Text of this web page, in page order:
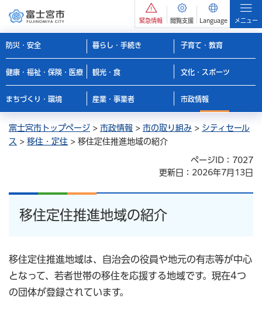
緊急情報 閲覧支援 Language メニュー
防災・安全 暮らし・手続き 子育て・教育
健康・福祉・保険・医療 観光・食 文化・スポーツ
まちづくり・環境 産業・事業者 市政情報
富士宮市トップページ > 市政情報 > 市の取り組み > シティセール
ス > 移住・定住 > 移住定住推進地域の紹介
ページID：7027
更新日：2026年7月13日
移住定住推進地域の紹介
移住定住推進地域は、自治会の役員や地元の有志等が中心
となって、若者世帯の移住を応援する地域です。現在4つ
の団体が登録されています。